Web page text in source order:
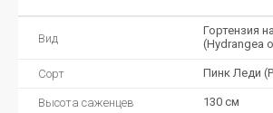
Вид
Гортензия
(Hydrangea
Сорт Пинк Леди
Высота саженцев 130 см